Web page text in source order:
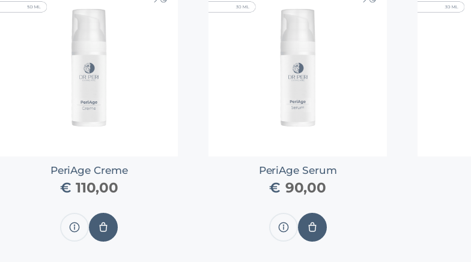
PeriAge Creme
€ 110,00
Produkt
anzeigen
IN
DEN
PeriAge Serum
€ 90,00
Produkt
anzeigen
IN
DEN